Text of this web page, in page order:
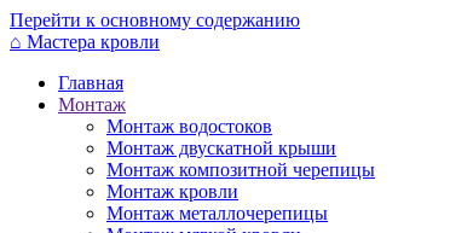
Перейти к основному содержанию
⌂ Мастера кровли
Главная
Монтаж
Монтаж водостоков
Монтаж двускатной крыши
Монтаж композитной черепицы
Монтаж кровли
Монтаж металлочерепицы